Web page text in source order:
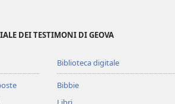
DEI TESTIMONI DI GEOVA
Biblioteca digitale
Bibbie